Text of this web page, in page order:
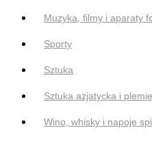
Muzyka, filmy i aparaty
Sporty
Sztuka
Sztuka azjatycka i
Wino, whisky i napoje